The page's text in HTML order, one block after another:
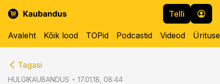
Telli
Avaleht Kõik lood TOPid Podcastid Videod
Tagasi
HULGIKAUBANDUS 17.01.18, 08:44